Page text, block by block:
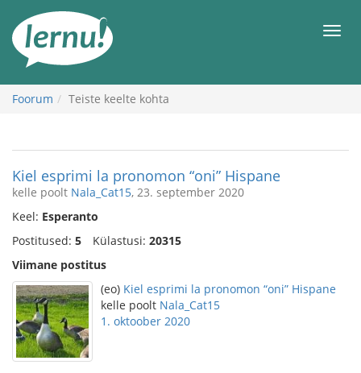
juurde
Foorum Teiste keelte kohta
Kiel esprimi la pronomon “oni” Hispane
kelle poolt Nala_Cat15, 23. september 2020
Keel: Esperanto
Postitused: 5 Külastusi: 20315
Viimane postitus
(eo) Kiel esprimi la pronomon “oni” Hispane
kelle poolt Nala_Cat15
1. oktoober 2020